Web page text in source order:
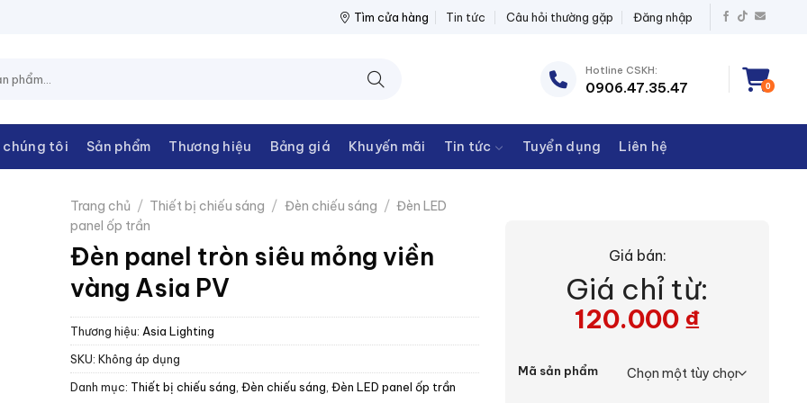
THANH CHÂU NPP THIẾT BỊ ĐIỆN THANH CHÂU
Tìm cửa hàng Tin tức Câu hỏi thường gặp Đăng nhập
Hotline CSKH:
0906.47.35.47 0
chúng tôi Sản phẩm Thương hiệu Bảng giá Khuyến mãi Tin tức Tuyển dụng Liên hệ
Trang chủ / Thiết bị chiếu sáng / Đèn chiếu sáng / Đèn LED
panel ốp trần
Đèn panel tròn siêu mỏng viền
vàng Asia PV
Thương hiệu: Asia Lighting
SKU: Không áp dụng
Danh mục: Thiết bị chiếu sáng Đèn chiếu sáng Đèn LED panel ốp trần
Giá bán:
Giá chỉ từ:
120.000 ₫
Mã sản phẩm